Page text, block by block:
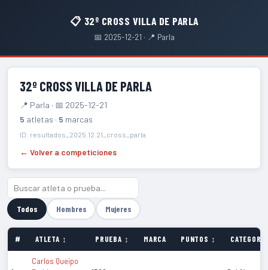
📋 32º CROSS VILLA DE PARLA
📅 2025-12-21 · 📍 Parla
32º CROSS VILLA DE PARLA
📍 Parla · 📅 2025-12-21
5 atletas · 5 marcas
ID: resultados_2025.12.21_cross_parla
← Volver a competiciones
Todos Hombres Mujeres
# ATLETA ↕ PRUEBA ↕ MARCA PUNTOS ↕
Carlos Queipo